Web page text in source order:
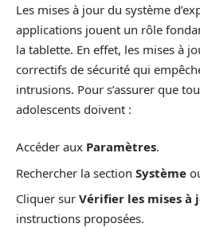
Les mises à jour du système
applications jouent un rôle
la tablette. En effet, les mises à
correctifs de sécurité qui
intrusions. Pour s’assurer que
adolescents doivent :
Accéder aux Paramètres.
Rechercher la section Système
Cliquer sur Vérifier les mises à
instructions proposées.